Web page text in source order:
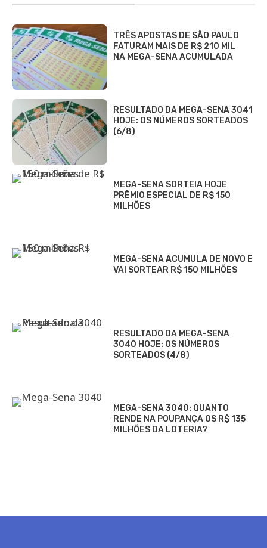
TRÊS APOSTAS DE SÃO PAULO
FATURAM MAIS DE R$ 210 MIL
NA MEGA-SENA ACUMULADA
RESULTADO DA MEGA-SENA 3041
HOJE: OS NÚMEROS SORTEADOS
(6/8)
MEGA-SENA SORTEIA HOJE
PRÊMIO ESPECIAL DE R$ 150
MILHÕES
MEGA-SENA ACUMULA DE NOVO E
VAI SORTEAR R$ 150 MILHÕES
RESULTADO DA MEGA-SENA
3040 HOJE: OS NÚMEROS
SORTEADOS (4/8)
MEGA-SENA 3040: QUANTO
RENDE NA POUPANÇA OS R$ 135
MILHÕES DA LOTERIA?